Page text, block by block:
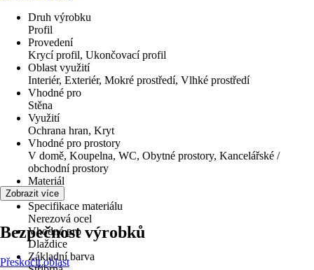
Druh výrobku
Profil
Provedení
Krycí profil, Ukončovací profil
Oblast využití
Interiér, Exteriér, Mokré prostředí, Vlhké prostředí
Vhodné pro
Stěna
Využití
Ochrana hran, Kryt
Vhodné pro prostory
V domě, Koupelna, WC, Obytné prostory, Kancelářské /
obchodní prostory
Materiál
Kov
Specifikace materiálu
Nerezová ocel
Vhodné pro
Dlaždice
Základní barva
Zobrazit více
Bezpečnost výrobků
Přeskočit oblast